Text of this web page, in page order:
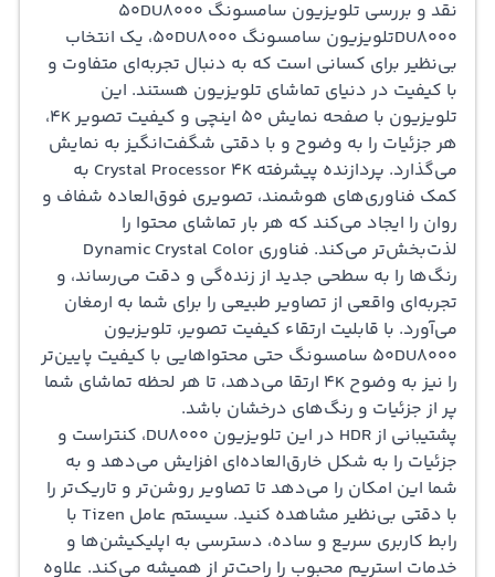
نقد و بررسی تلویزیون سامسونگ 50DU8000
DU8000تلویزیون
سامسونگ 50DU8000، یک انتخاب
بی‌نظیر برای کسانی است که به دنبال تجربه‌ای متفاوت و
با کیفیت در دنیای تماشای تلویزیون هستند. این
تلویزیون با صفحه نمایش 50 اینچی و کیفیت تصویر 4K،
هر جزئیات را به وضوح و با دقتی شگفت‌انگیز به نمایش
می‌گذارد. پردازنده پیشرفته Crystal Processor 4K به
کمک فناوری‌های هوشمند، تصویری فوق‌العاده شفاف و
روان را ایجاد می‌کند که هر بار تماشای محتوا را
لذت‌بخش‌تر می‌کند. فناوری Dynamic Crystal Color
رنگ‌ها را به سطحی جدید از زنده‌گی و دقت می‌رساند، و
تجربه‌ای واقعی از تصاویر طبیعی را برای شما به ارمغان
می‌آورد. با قابلیت ارتقاء کیفیت تصویر، تلویزیون
50DU8000 سامسونگ حتی محتواهایی با کیفیت پایین‌تر
را نیز به وضوح 4K ارتقا می‌دهد، تا هر لحظه تماشای شما
پر از جزئیات و رنگ‌های درخشان باشد.
پشتیبانی از HDR در این تلویزیون DU8000، کنتراست و
جزئیات را به شکل خارق‌العاده‌ای افزایش می‌دهد و به
شما این امکان را می‌دهد تا تصاویر روشن‌تر و تاریک‌تر را
با دقتی بی‌نظیر مشاهده کنید. سیستم عامل Tizen با
رابط کاربری سریع و ساده، دسترسی به اپلیکیشن‌ها و
خدمات استریم محبوب را راحت‌تر از همیشه می‌کند. علاوه